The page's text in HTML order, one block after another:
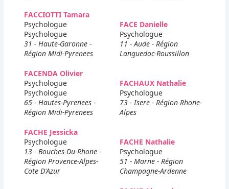
FACCIOTTI Tamara
Psychologue
Psychologue
31 - Haute-Garonne -
Région Midi-Pyrenees
FACE Danielle
Psychologue
11 - Aude - Région
Languedoc-Roussillon
FACENDA Olivier
Psychologue
Psychologue
65 - Hautes-Pyrenees -
Région Midi-Pyrenees
FACHAUX Nathalie
Psychologue
73 - Isere - Région Rhone-
Alpes
FACHE Jessicka
Psychologue
13 - Bouches-Du-Rhone -
Région Provence-Alpes-
Cote D'Azur
FACHE Nathalie
Psychologue
51 - Marne - Région
Champagne-Ardenne